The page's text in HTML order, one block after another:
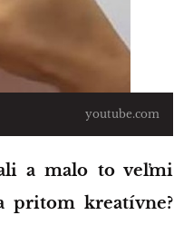
youtube.com
pritom kreatívne?